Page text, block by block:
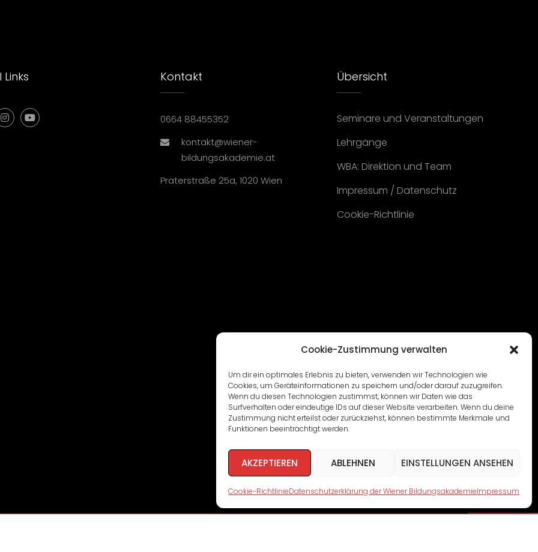
Cookie-Zustimmung verwalten
Um dir ein optimales Erlebnis zu bieten, verwenden wir Technologien wie
Cookies, um Geräteinformationen zu speichern und/oder darauf zuzugreifen.
Wenn du diesen Technologien zustimmst, können wir Daten wie das
Surfverhalten oder eindeutige IDs auf dieser Website verarbeiten. Wenn du deine
Zustimmung nicht erteilst oder zurückziehst, können bestimmte Merkmale und
Funktionen beeinträchtigt werden.
AKZEPTIEREN ABLEHNEN EINSTELLUNGEN ANSEHEN
Cookie-RichtlinieDatenschutzerklärung der Wiener BildungsakademieImpressum
Kontakt
0664 88455352
kontakt@wiener-
bildungsakademie.at
Praterstraße 25a, 1020 Wien
Übersicht
Seminare und Veranstaltungen
Lehrgänge
WBA: Direktion und Team
Impressum / Datenschutz
Cookie-Richtlinie